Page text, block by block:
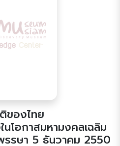
ของไทย
นโอกาสมหามงคลเฉลิม
รษา 5 ธันวาคม 2550